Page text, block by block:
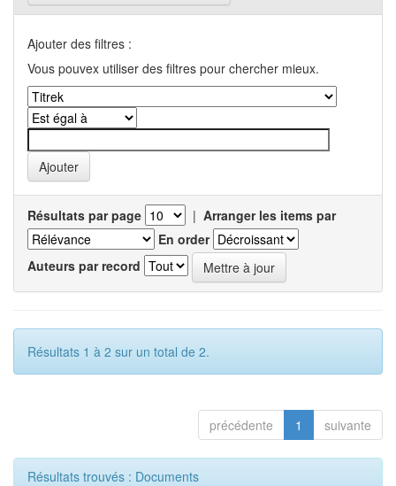
Ajouter des filtres :
Vous pouvex utiliser des filtres pour chercher mieux.
Résultats par page | Arranger les items par
En order
Auteurs par record
Résultats 1 à 2 sur un total de 2.
précédente 1 suivante
Résultats trouvés : Documents